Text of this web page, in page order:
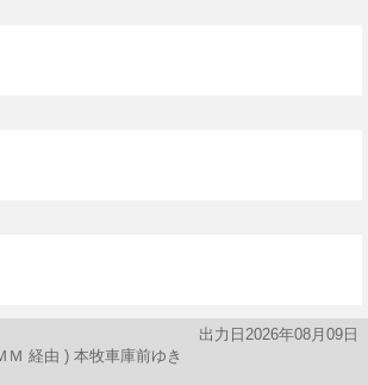
出力日2026年08月09日
Ｍ 経由 ) 本牧車庫前ゆき